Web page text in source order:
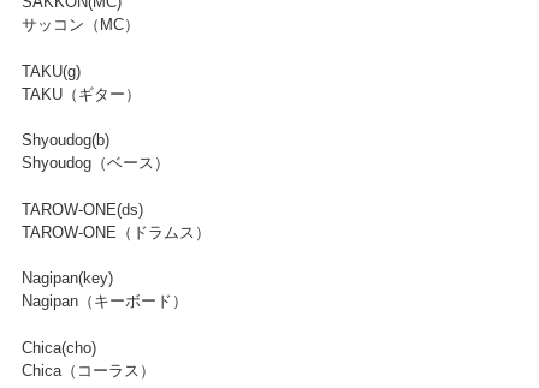
サッコン（MC）
TAKU(g)
TAKU（ギター）
Shyoudog(b)
Shyoudog（ベース）
TAROW-ONE(ds)
TAROW-ONE（ドラムス）
Nagipan(key)
Nagipan（キーボード）
Chica(cho)
Chica（コーラス）